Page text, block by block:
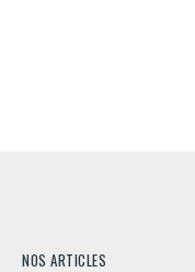
NOS ARTICLES